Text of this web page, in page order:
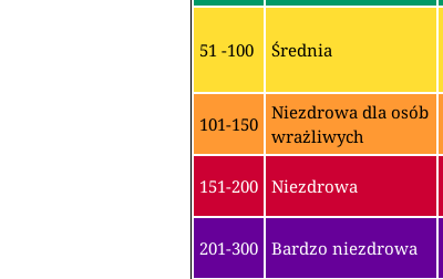
51 -100 Średnia
101-150
Niezdrowa dla osób
wrażliwych
151-200 Niezdrowa
201-300 Bardzo niezdrowa